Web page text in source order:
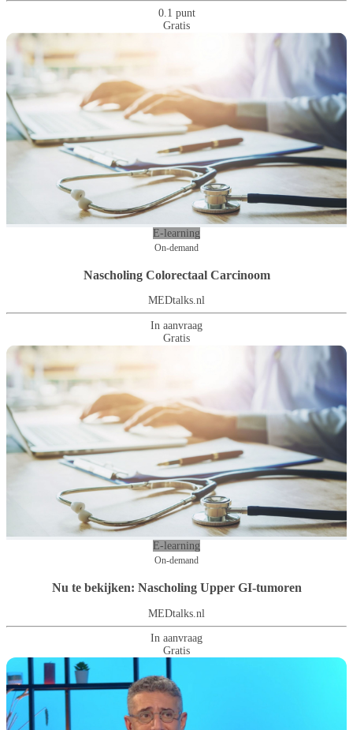
0.1 punt
Gratis
E-learning
On-demand
Nascholing Colorectaal Carcinoom
MEDtalks.nl
In aanvraag
Gratis
E-learning
On-demand
Nu te bekijken: Nascholing Upper GI-tumoren
MEDtalks.nl
In aanvraag
Gratis